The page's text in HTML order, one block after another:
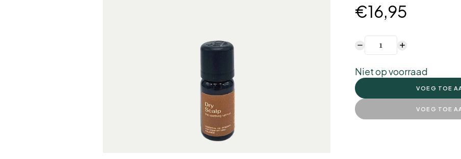
€16,95
Niet op voorraad
VOEG TOE
VOEG TOE